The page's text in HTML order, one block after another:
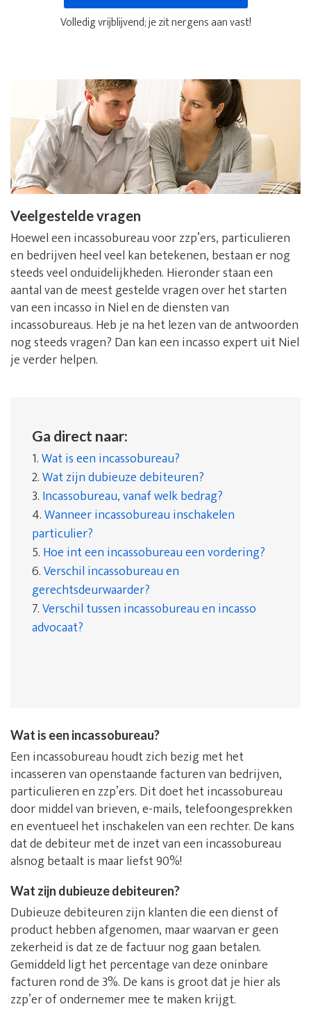
Volledig vrijblijvend; je zit nergens aan vast!
Veelgestelde vragen
Hoewel een incassobureau voor zzp’ers, particulieren
en bedrijven heel veel kan betekenen, bestaan er nog
steeds veel onduidelijkheden. Hieronder staan een
aantal van de meest gestelde vragen over het starten
van een incasso in Niel en de diensten van
incassobureaus. Heb je na het lezen van de antwoorden
nog steeds vragen? Dan kan een incasso expert uit Niel
je verder helpen.
Ga direct naar:
1.Wat is een incassobureau?
2.Wat zijn dubieuze debiteuren?
3. Incassobureau, vanaf welk bedrag?
4.Wanneer incassobureau inschakelen
particulier?
5. Hoe int een incassobureau een vordering?
6.Verschil incassobureau en
gerechtsdeurwaarder?
7.Verschil tussen incassobureau en incasso
advocaat?
Wat is een incassobureau?
Een incassobureau houdt zich bezig met het
incasseren van openstaande facturen van bedrijven,
particulieren en zzp’ers. Dit doet het incassobureau
door middel van brieven, e-mails, telefoongesprekken
en eventueel het inschakelen van een rechter. De kans
dat de debiteur met de inzet van een incassobureau
alsnog betaalt is maar liefst 90%!
Wat zijn dubieuze debiteuren?
Dubieuze debiteuren zijn klanten die een dienst of
product hebben afgenomen, maar waarvan er geen
zekerheid is dat ze de factuur nog gaan betalen.
Gemiddeld ligt het percentage van deze oninbare
facturen rond de 3%. De kans is groot dat je hier als
zzp’er of ondernemer mee te maken krijgt.